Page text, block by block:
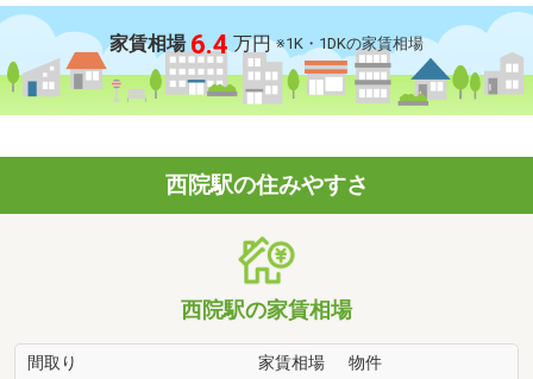
家賃相場 6.4 万円 ※1K・1DKの家賃相場
西院駅の住みやすさ
西院駅の家賃相場
間取り 家賃相場 物件